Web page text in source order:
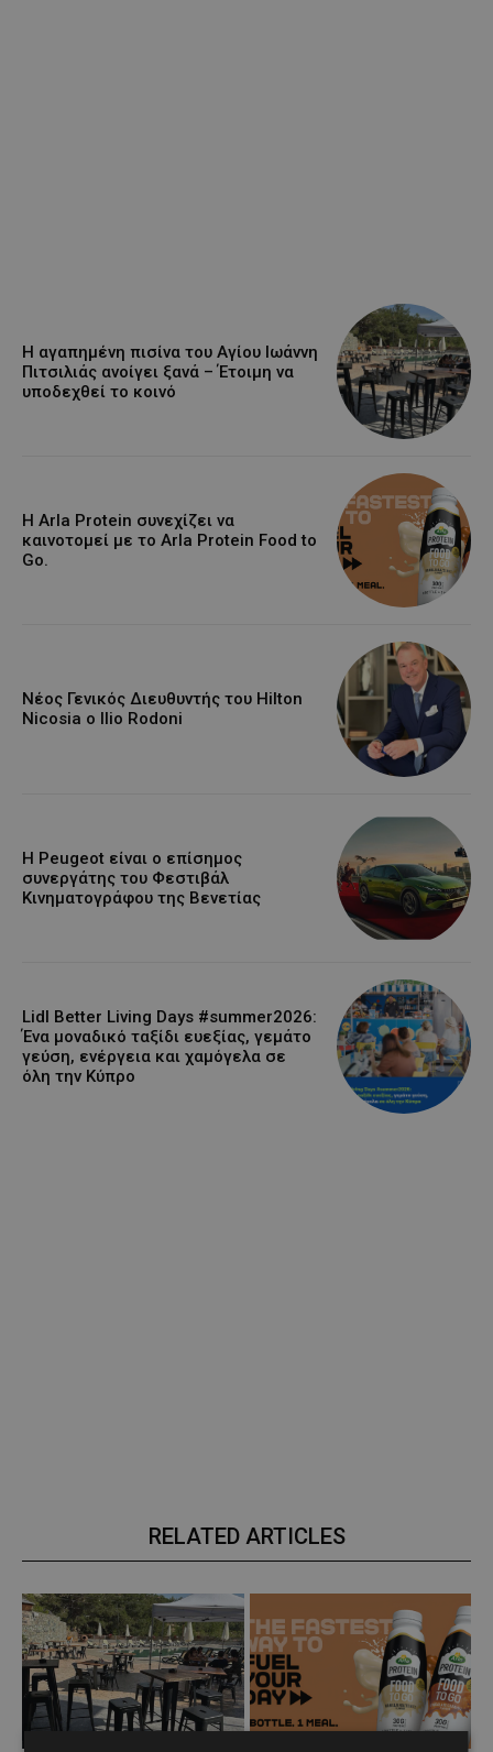
Η αγαπημένη πισίνα του Αγίου Ιωάννη
Πιτσιλιάς ανοίγει ξανά – Έτοιμη να
υποδεχθεί το κοινό
Η Arla Protein συνεχίζει να
καινοτομεί με το Arla Protein Food to
Go.
Νέος Γενικός Διευθυντής του Hilton
Nicosia ο Ilio Rodoni
Η Peugeot είναι ο επίσημος
συνεργάτης του Φεστιβάλ
Κινηματογράφου της Βενετίας
Lidl Better Living Days #summer2026:
Ένα μοναδικό ταξίδι ευεξίας, γεμάτο
γεύση, ενέργεια και χαμόγελα σε
όλη την Κύπρο
RELATED ARTICLES